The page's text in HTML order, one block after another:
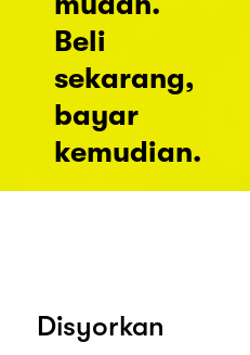
Beli
sekarang,
bayar
kemudian.
Disyorkan